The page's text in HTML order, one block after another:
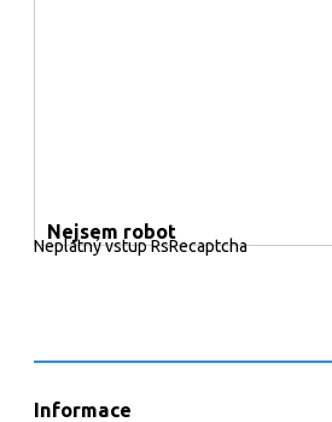
Nejsem robot
Neplatný vstup RsRecaptcha
Informace